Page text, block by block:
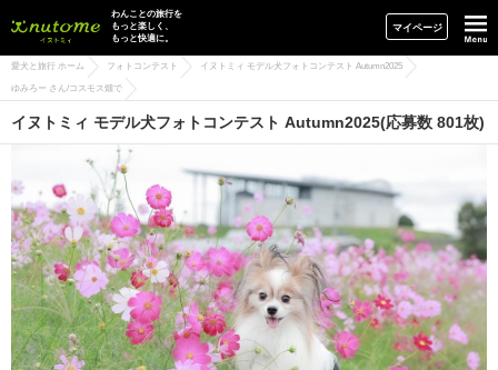
イヌトミィ
わんことの旅行を
もっと楽しく、
もっと快適に。
マイページ
愛犬と旅行 ホーム フォトコンテスト イヌトミィ モデル犬フォトコンテスト Autumn2025
ゆみろー さん/コスモス畑で
イヌトミィ モデル犬フォトコンテスト Autumn2025(応募数 801枚)